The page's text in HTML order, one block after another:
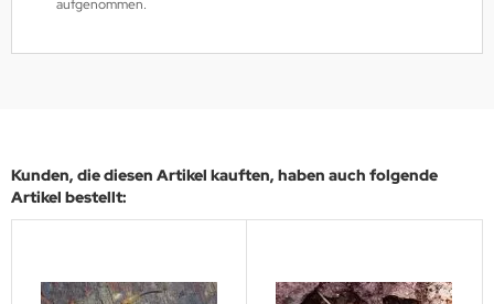
aufgenommen.
Kunden, die diesen Artikel kauften, haben auch folgende
Artikel bestellt: